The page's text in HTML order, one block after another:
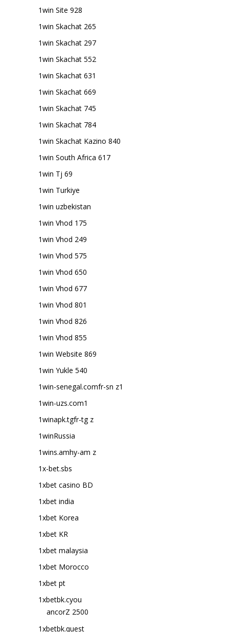
1win Site 928
1win Skachat 265
1win Skachat 297
1win Skachat 552
1win Skachat 631
1win Skachat 669
1win Skachat 745
1win Skachat 784
1win Skachat Kazino 840
1win South Africa 617
1win Tj 69
1win Turkiye
1win uzbekistan
1win Vhod 175
1win Vhod 249
1win Vhod 575
1win Vhod 650
1win Vhod 677
1win Vhod 801
1win Vhod 826
1win Vhod 855
1win Website 869
1win Yukle 540
1win-senegal.comfr-sn z1
1win-uzs.com1
1winapk.tgfr-tg z
1winRussia
1wins.amhy-am z
1x-bet.sbs
1xbet casino BD
1xbet india
1xbet Korea
1xbet KR
1xbet malaysia
1xbet Morocco
1xbet pt
1xbetbk.cyou
ancorZ 2500
1xbetbk.quest